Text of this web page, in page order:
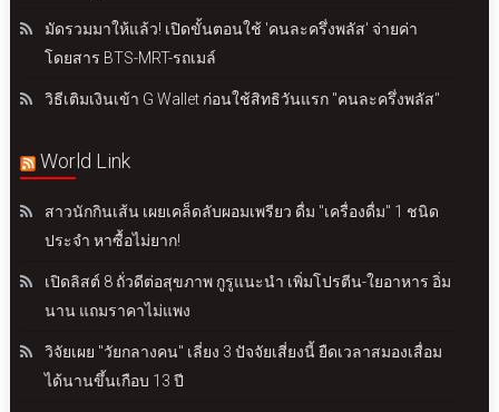
มัดรวมมาให้แล้ว! เปิดขั้นตอนใช้ 'คนละครึ่งพลัส' จ่ายค่า
โดยสาร BTS-MRT-รถเมล์
วิธีเติมเงินเข้า G Wallet ก่อนใช้สิทธิวันแรก "คนละครึ่งพลัส"
World Link
สาวนักกินเส้น เผยเคล็ดลับผอมเพรียว ดื่ม "เครื่องดื่ม" 1 ชนิด
ประจำ หาซื้อไม่ยาก!
เปิดลิสต์ 8 ถั่วดีต่อสุขภาพ กูรูแนะนำ เพิ่มโปรตีน-ใยอาหาร อิ่ม
นาน แถมราคาไม่แพง
วิจัยเผย "วัยกลางคน" เลี่ยง 3 ปัจจัยเสี่ยงนี้ ยืดเวลาสมองเสื่อม
ได้นานขึ้นเกือบ 13 ปี